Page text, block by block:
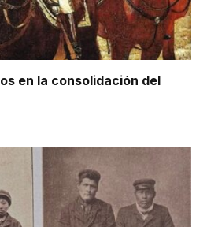
en la consolidación del